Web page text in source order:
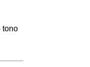
tono